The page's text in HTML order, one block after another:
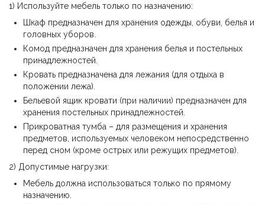
1) Используйте мебель только по назначению:
Шкаф предназначен для хранения одежды, обуви, белья и
головных уборов.
Комод предназначен для хранения белья и постельных
принадлежностей.
Кровать предназначена для лежания (для отдыха в
положении лежа).
Бельевой ящик кровати (при наличии) предназначен для
хранения постельных принадлежностей.
Прикроватная тумба – для размещения и хранения
предметов, используемых человеком непосредственно
перед сном (кроме острых или режущих предметов).
2) Допустимые нагрузки:
Мебель должна использоваться только по прямому
назначению.